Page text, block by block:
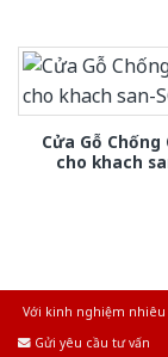
Cửa Gỗ Chống
cho khach
Với kinh nghiệm
Gửi yêu cầu tư vấn